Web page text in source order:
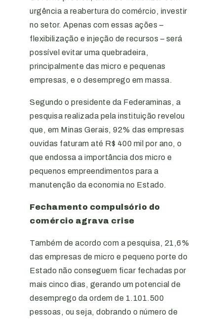
urgência a reabertura do comércio, investir
no setor. Apenas com essas ações –
flexibilização e injeção de recursos – será
possível evitar uma quebradeira,
principalmente das micro e pequenas
empresas, e o desemprego em massa.
Segundo o presidente da Federaminas, a
pesquisa realizada pela instituição revelou
que, em Minas Gerais, 92% das empresas
ouvidas faturam até R$ 400 mil por ano, o
que endossa a importância dos micro e
pequenos empreendimentos para a
manutenção da economia no Estado.
Fechamento compulsório do
comércio agrava crise
Também de acordo com a pesquisa, 21,6%
das empresas de micro e pequeno porte do
Estado não conseguem ficar fechadas por
mais cinco dias, gerando um potencial de
desemprego da ordem de 1.101.500
pessoas, ou seja, dobrando o número de